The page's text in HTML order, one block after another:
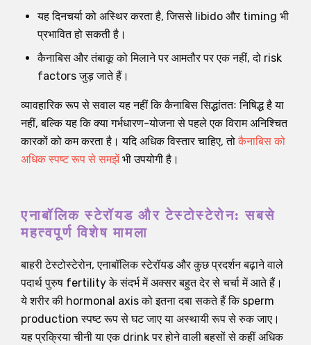
यह दिनचर्या को अस्थिर करता है, जिससे libido और timing भी
प्रभावित हो सकती है।
कैनाबिस और तंबाकू को मिलाने पर आमतौर पर एक नहीं, दो risk
factors जुड़ जाते हैं।
व्यावहारिक रूप से सवाल यह नहीं कि कैनाबिस सिद्धांततः निषिद्ध है या
नहीं, बल्कि यह कि क्या गर्भधारण-योजना से पहले एक विराम अनिश्चित
कारकों को कम करता है। यदि अधिक विस्तार चाहिए, तो कैनाबिस को
अधिक स्पष्ट रूप से समझेंभी उपयोगी है।
एनाबॉलिक स्टेरॉयड और टेस्टोस्टेरोन: सबसे
महत्वपूर्ण विशेष मामला
बाहरी टेस्टोस्टेरोन, एनाबॉलिक स्टेरॉयड और कुछ प्रदर्शन बढ़ाने वाले
पदार्थ पुरुष fertility के संदर्भ में अक्सर बहुत देर से चर्चा में आते हैं।
ये शरीर की hormonal axis को इतना दबा सकते हैं कि sperm
production स्पष्ट रूप से घट जाए या अस्थायी रूप से रुक जाए।
यह प्रक्रिया चीनी या एक drink पर होने वाली बहसों से कहीं अधिक